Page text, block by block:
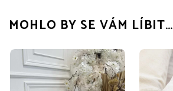
MOHLO BY SE VÁM LÍBIT…